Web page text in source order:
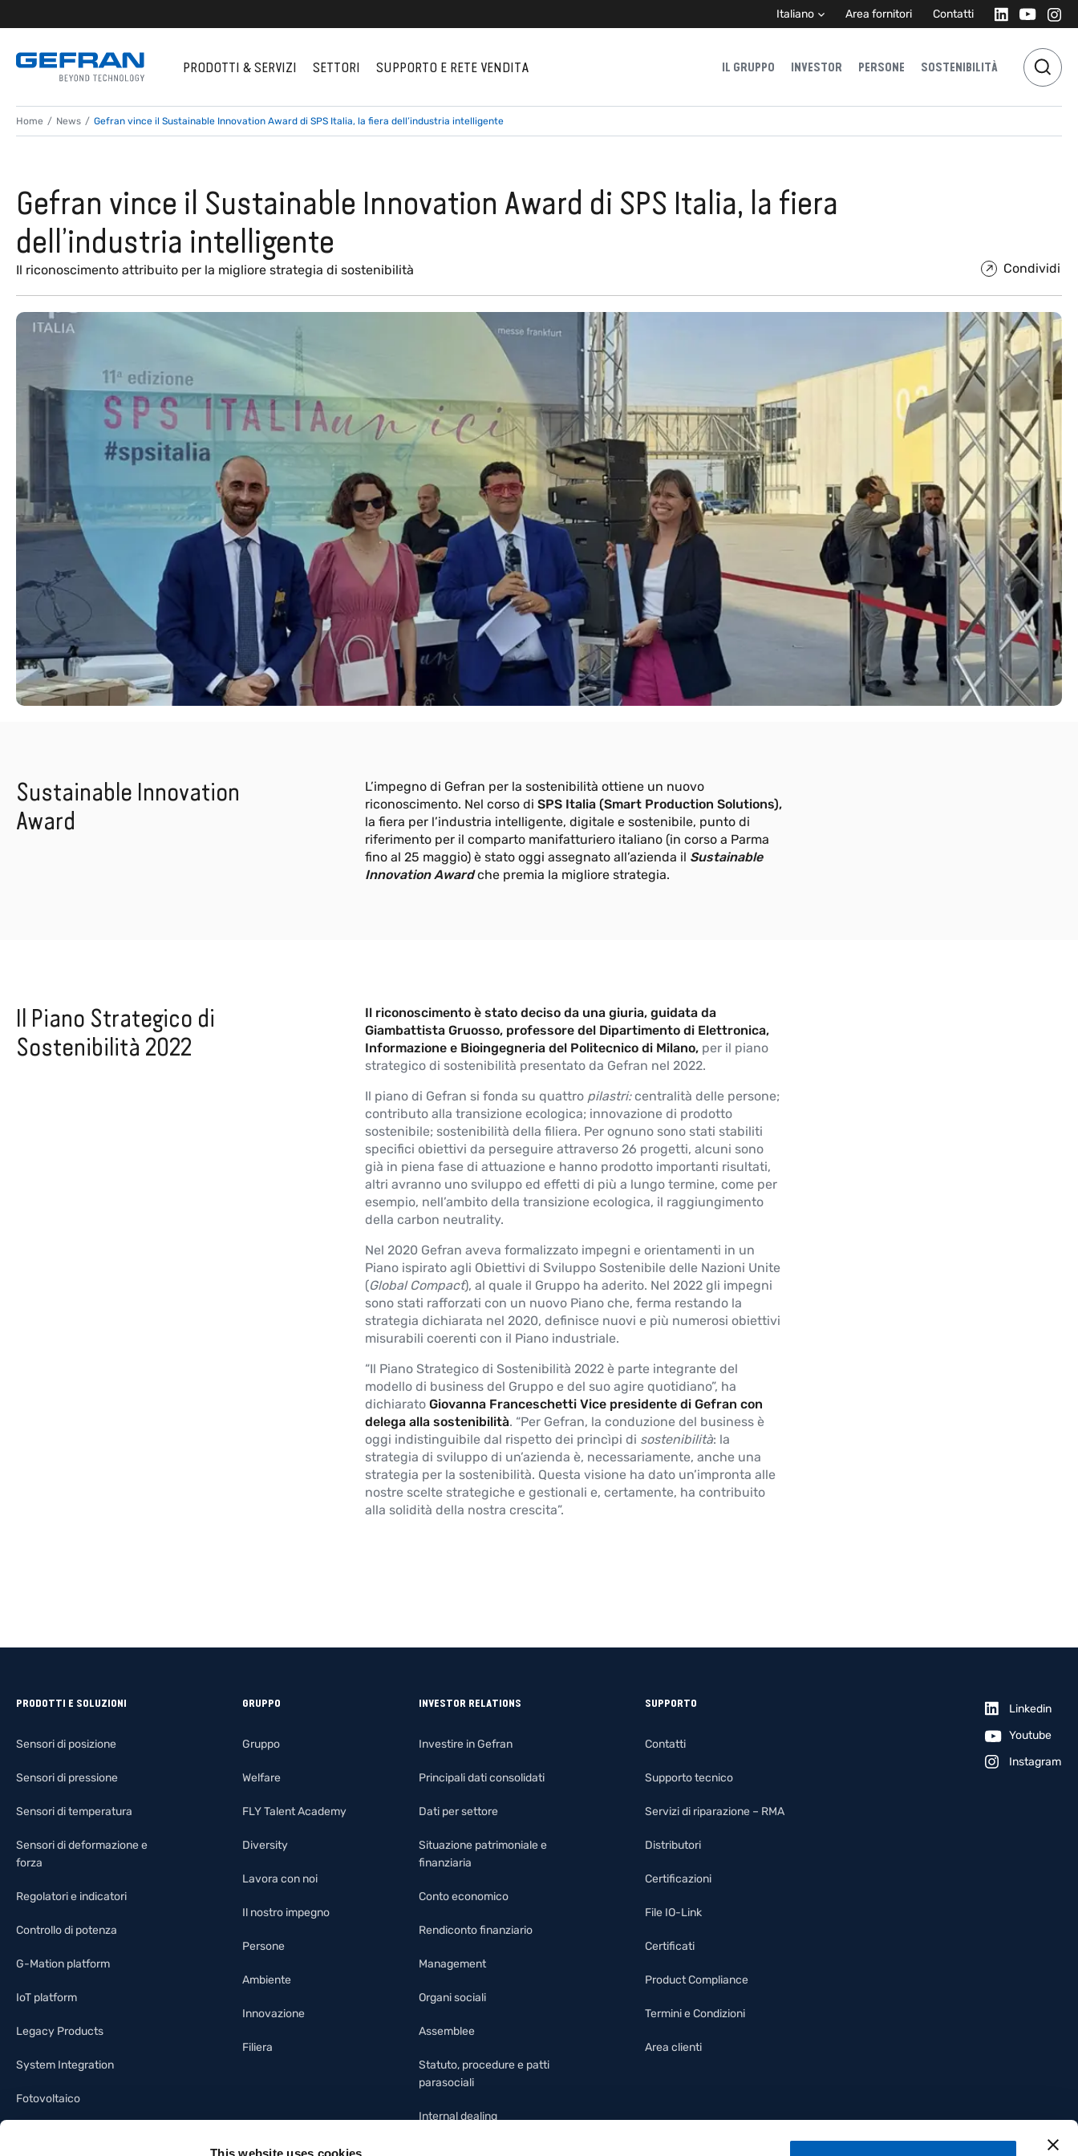
This website uses cookies
Italiano Area fornitori Contatti
PRODOTTI & SERVIZI SETTORI SUPPORTO E RETE VENDITA IL GRUPPO INVESTOR PERSONE SOSTENIBILITÀ
Home News Gefran vince il Sustainable Innovation Award di SPS Italia, la fiera dell’industria intelligente
Gefran vince il Sustainable Innovation Award di SPS Italia, la fiera
dell’industria intelligente
Il riconoscimento attribuito per la migliore strategia di sostenibilità Condividi
Sustainable Innovation
Award
L’impegno di Gefran per la sostenibilità ottiene un nuovo
riconoscimento. Nel corso di SPS Italia (Smart Production Solutions),
la fiera per l’industria intelligente, digitale e sostenibile, punto di
riferimento per il comparto manifatturiero italiano (in corso a Parma
fino al 25 maggio) è stato oggi assegnato all’azienda il Sustainable
Innovation Awardche premia la migliore strategia.
Il Piano Strategico di
Sostenibilità 2022
Il riconoscimento è stato deciso da una giuria, guidata da
Giambattista Gruosso, professore del Dipartimento di Elettronica,
Informazione e Bioingegneria del Politecnico di Milano, per il piano
strategico di sostenibilità presentato da Gefran nel 2022.
Il piano di Gefran si fonda su quattro pilastri:centralità delle persone;
contributo alla transizione ecologica; innovazione di prodotto
sostenibile; sostenibilità della filiera. Per ognuno sono stati stabiliti
specifici obiettivi da perseguire attraverso 26 progetti, alcuni sono
già in piena fase di attuazione e hanno prodotto importanti risultati,
altri avranno uno sviluppo ed effetti di più a lungo termine, come per
esempio, nell’ambito della transizione ecologica, il raggiungimento
della carbon neutrality.
Nel 2020 Gefran aveva formalizzato impegni e orientamenti in un
Piano ispirato agli Obiettivi di Sviluppo Sostenibile delle Nazioni Unite
(Global Compact), al quale il Gruppo ha aderito. Nel 2022 gli impegni
sono stati rafforzati con un nuovo Piano che, ferma restando la
strategia dichiarata nel 2020, definisce nuovi e più numerosi obiettivi
misurabili coerenti con il Piano industriale.
“Il Piano Strategico di Sostenibilità 2022 è parte integrante del
modello di business del Gruppo e del suo agire quotidiano”, ha
dichiarato Giovanna Franceschetti Vice presidente di Gefran con
delega alla sostenibilità. “Per Gefran, la conduzione del business è
oggi indistinguibile dal rispetto dei princìpi di sostenibilità: la
strategia di sviluppo di un’azienda è, necessariamente, anche una
strategia per la sostenibilità. Questa visione ha dato un’impronta alle
nostre scelte strategiche e gestionali e, certamente, ha contribuito
alla solidità della nostra crescita”.
PRODOTTI E SOLUZIONI
Sensori di posizione
Sensori di pressione
Sensori di temperatura
Sensori di deformazione e
forza
Regolatori e indicatori
Controllo di potenza
G-Mation platform
IoT platform
Legacy Products
System Integration
Fotovoltaico
GRUPPO
Gruppo
Welfare
FLY Talent Academy
Diversity
Lavora con noi
Il nostro impegno
Persone
Ambiente
Innovazione
Filiera
INVESTOR RELATIONS
Investire in Gefran
Principali dati consolidati
Dati per settore
Situazione patrimoniale e
finanziaria
Conto economico
Rendiconto finanziario
Management
Organi sociali
Assemblee
Statuto, procedure e patti
parasociali
Internal dealing
SUPPORTO
Contatti
Supporto tecnico
Servizi di riparazione – RMA
Distributori
Certificazioni
File IO-Link
Certificati
Product Compliance
Termini e Condizioni
Area clienti
Linkedin
Youtube
Instagram